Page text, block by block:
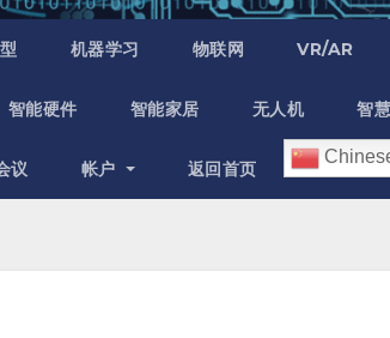
机器学习 物联网 VR/AR
智能硬件 智能家居 无人机 智
议 帐户 返回首页